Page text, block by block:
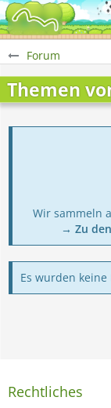
Forum
Themen
Wir sammeln
→ Zu
Es wurden
Rechtliches